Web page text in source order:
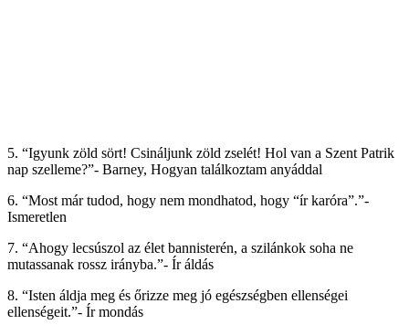
5. “Igyunk zöld sört! Csináljunk zöld zselét! Hol van a Szent Patrik
nap szelleme?”- Barney, Hogyan találkoztam anyáddal
6. “Most már tudod, hogy nem mondhatod, hogy “ír karóra”.”-
Ismeretlen
7. “Ahogy lecsúszol az élet bannisterén, a szilánkok soha ne
mutassanak rossz irányba.”- Ír áldás
8. “Isten áldja meg és őrizze meg jó egészségben ellenségei
ellenségeit.”- Ír mondás